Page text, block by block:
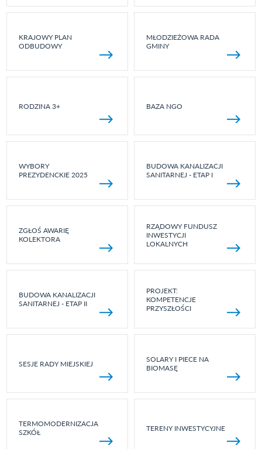
KRAJOWY PLAN
ODBUDOWY
MŁODZIEŻOWA RADA
GMINY
RODZINA 3+ BAZA NGO
WYBORY
PREZYDENCKIE 2025
BUDOWA KANALIZACJI
SANITARNEJ - ETAP I
ZGŁOŚ AWARIĘ
KOLEKTORA
RZĄDOWY FUNDUSZ
INWESTYCJI
LOKALNYCH
BUDOWA KANALIZACJI
SANITARNEJ - ETAP II
PROJEKT:
KOMPETENCJE
PRZYSZŁOŚCI
SESJE RADY MIEJSKIEJ
SOLARY I PIECE NA
BIOMASĘ
TERMOMODERNIZACJA
SZKÓŁ
TERENY INWESTYCYJNE